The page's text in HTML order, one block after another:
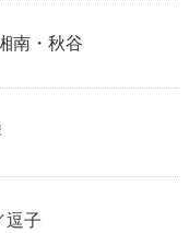
南・秋谷
逗子